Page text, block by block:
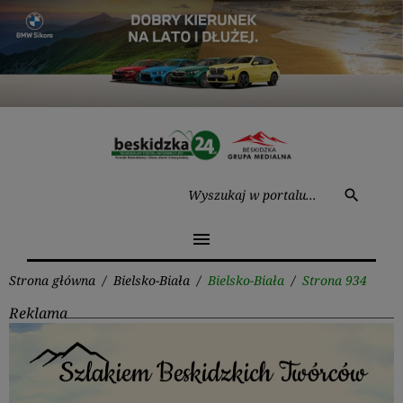
Przejdź
treści
search
menu
Strona główna / Bielsko-Biała / Bielsko-Biała / Strona 934
Reklama